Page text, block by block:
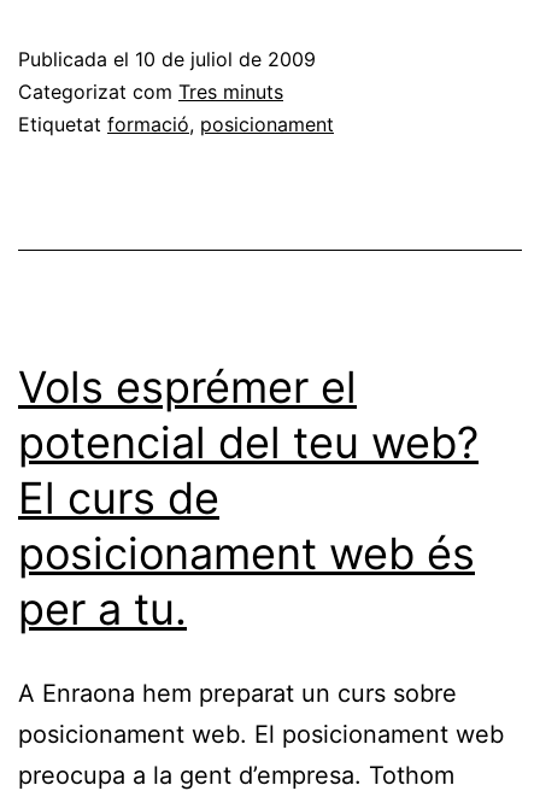
bàsic
de
Publicada el 10 de juliol de 2009
Categorizat com Tres minuts
Etiquetat formació, posicionament
Vols esprémer el
potencial del teu web?
El curs de
posicionament web és
per a tu.
A Enraona hem preparat un curs sobre
posicionament web. El posicionament web
preocupa a la gent d’empresa. Tothom